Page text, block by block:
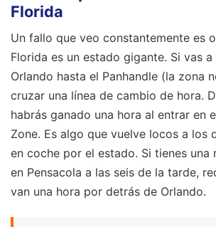
Florida
Un fallo que veo constantemente es
Florida es un estado gigante. Si vas
Orlando hasta el Panhandle (la zona
cruzar una línea de cambio de hora.
habrás ganado una hora al entrar en
Zone. Es algo que vuelve locos a los
en coche por el estado. Si tienes una
en Pensacola a las seis de la tarde,
van una hora por detrás de Orlando.